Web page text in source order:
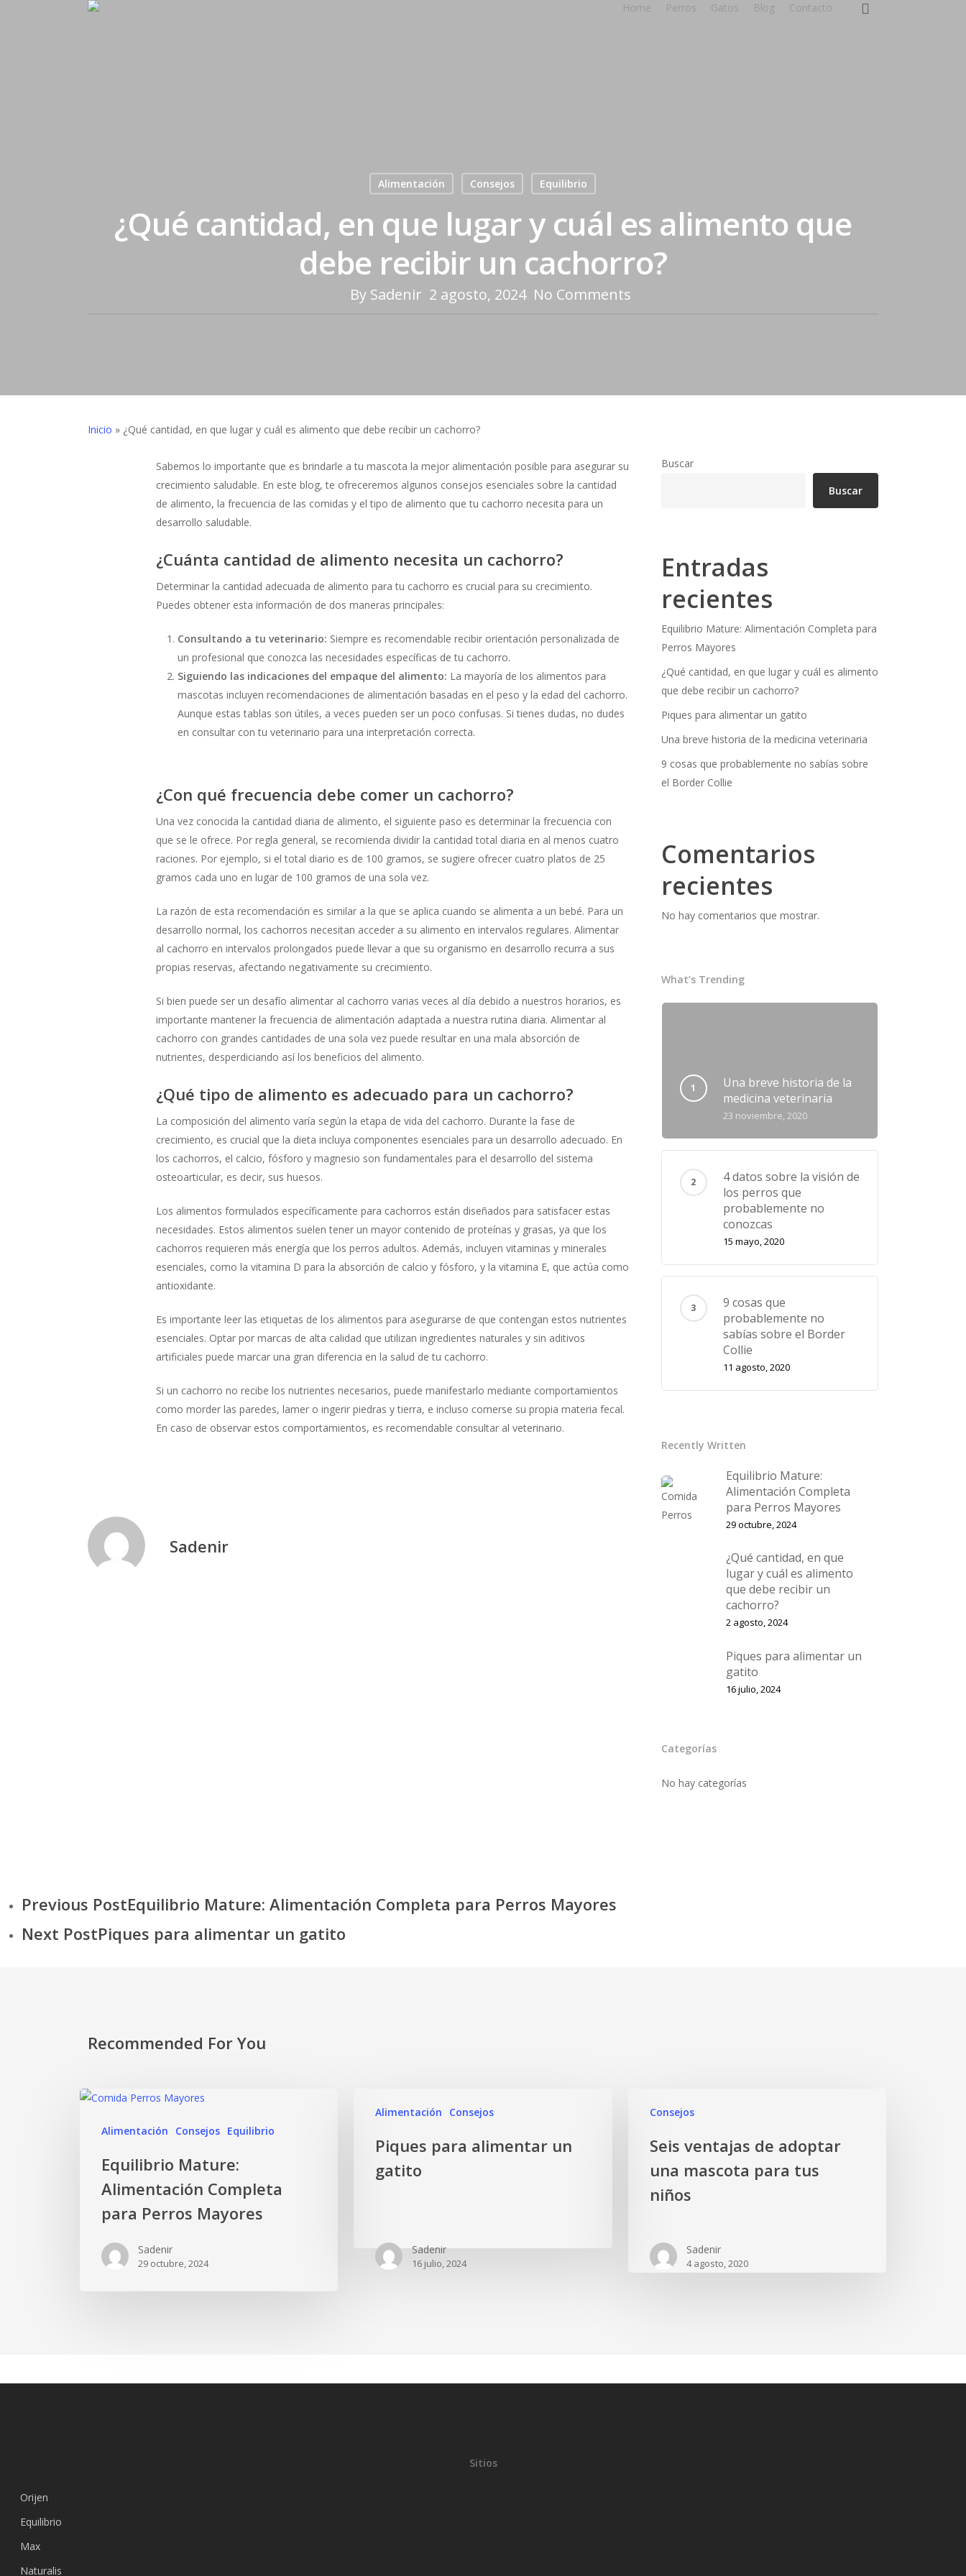
Hit enter to search or ESC to close
Home Perros Gatos Blog Contacto
Alimentación Consejos Equilibrio
¿Qué cantidad, en que lugar y cuál es alimento que
debe recibir un cachorro?
By Sadenir 2 agosto, 2024 No Comments
Inicio » ¿Qué cantidad, en que lugar y cuál es alimento que debe recibir un cachorro?
Sabemos lo importante que es brindarle a tu mascota la mejor alimentación posible para asegurar su
crecimiento saludable. En este blog, te ofreceremos algunos consejos esenciales sobre la cantidad
de alimento, la frecuencia de las comidas y el tipo de alimento que tu cachorro necesita para un
desarrollo saludable.
¿Cuánta cantidad de alimento necesita un cachorro?
Determinar la cantidad adecuada de alimento para tu cachorro es crucial para su crecimiento.
Puedes obtener esta información de dos maneras principales:
Consultando a tu veterinario: Siempre es recomendable recibir orientación personalizada de
un profesional que conozca las necesidades específicas de tu cachorro.
Siguiendo las indicaciones del empaque del alimento: La mayoría de los alimentos para
mascotas incluyen recomendaciones de alimentación basadas en el peso y la edad del cachorro.
Aunque estas tablas son útiles, a veces pueden ser un poco confusas. Si tienes dudas, no dudes
en consultar con tu veterinario para una interpretación correcta.
¿Con qué frecuencia debe comer un cachorro?
Una vez conocida la cantidad diaria de alimento, el siguiente paso es determinar la frecuencia con
que se le ofrece. Por regla general, se recomienda dividir la cantidad total diaria en al menos cuatro
raciones. Por ejemplo, si el total diario es de 100 gramos, se sugiere ofrecer cuatro platos de 25
gramos cada uno en lugar de 100 gramos de una sola vez.
La razón de esta recomendación es similar a la que se aplica cuando se alimenta a un bebé. Para un
desarrollo normal, los cachorros necesitan acceder a su alimento en intervalos regulares. Alimentar
al cachorro en intervalos prolongados puede llevar a que su organismo en desarrollo recurra a sus
propias reservas, afectando negativamente su crecimiento.
Si bien puede ser un desafío alimentar al cachorro varias veces al día debido a nuestros horarios, es
importante mantener la frecuencia de alimentación adaptada a nuestra rutina diaria. Alimentar al
cachorro con grandes cantidades de una sola vez puede resultar en una mala absorción de
nutrientes, desperdiciando así los beneficios del alimento.
¿Qué tipo de alimento es adecuado para un cachorro?
La composición del alimento varía según la etapa de vida del cachorro. Durante la fase de
crecimiento, es crucial que la dieta incluya componentes esenciales para un desarrollo adecuado. En
los cachorros, el calcio, fósforo y magnesio son fundamentales para el desarrollo del sistema
osteoarticular, es decir, sus huesos.
Los alimentos formulados específicamente para cachorros están diseñados para satisfacer estas
necesidades. Estos alimentos suelen tener un mayor contenido de proteínas y grasas, ya que los
cachorros requieren más energía que los perros adultos. Además, incluyen vitaminas y minerales
esenciales, como la vitamina D para la absorción de calcio y fósforo, y la vitamina E, que actúa como
antioxidante.
Es importante leer las etiquetas de los alimentos para asegurarse de que contengan estos nutrientes
esenciales. Optar por marcas de alta calidad que utilizan ingredientes naturales y sin aditivos
artificiales puede marcar una gran diferencia en la salud de tu cachorro.
Si un cachorro no recibe los nutrientes necesarios, puede manifestarlo mediante comportamientos
como morder las paredes, lamer o ingerir piedras y tierra, e incluso comerse su propia materia fecal.
En caso de observar estos comportamientos, es recomendable consultar al veterinario.
Sadenir
Buscar
Buscar
Entradas
recientes
Equilibrio Mature: Alimentación Completa para
Perros Mayores
¿Qué cantidad, en que lugar y cuál es alimento
que debe recibir un cachorro?
Piques para alimentar un gatito
Una breve historia de la medicina veterinaria
9 cosas que probablemente no sabías sobre
el Border Collie
Comentarios
recientes
No hay comentarios que mostrar.
What’s Trending
Una breve historia de la
medicina veterinaria
23 noviembre, 2020
4 datos sobre la visión de
los perros que
probablemente no
conozcas
15 mayo, 2020
9 cosas que
probablemente no
sabías sobre el Border
Collie
11 agosto, 2020
Recently Written
Equilibrio Mature:
Alimentación Completa
para Perros Mayores
29 octubre, 2024
¿Qué cantidad, en que
lugar y cuál es alimento
que debe recibir un
cachorro?
2 agosto, 2024
Piques para alimentar un
gatito
16 julio, 2024
Categorías
No hay categorías
Previous PostEquilibrio Mature: Alimentación Completa para Perros Mayores
Next PostPiques para alimentar un gatito
Recommended For You
Alimentación Consejos Equilibrio
Equilibrio Mature:
Alimentación Completa
para Perros Mayores
Sadenir
29 octubre, 2024
Alimentación Consejos
Piques para alimentar un
gatito
Sadenir
16 julio, 2024
Consejos
Seis ventajas de adoptar
una mascota para tus
niños
Sadenir
4 agosto, 2020
Sitios
Orijen
Equilibrio
Max
Naturalis